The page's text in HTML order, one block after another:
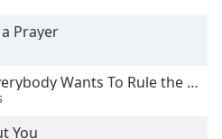
Prayer
Wants To Rule the World
You